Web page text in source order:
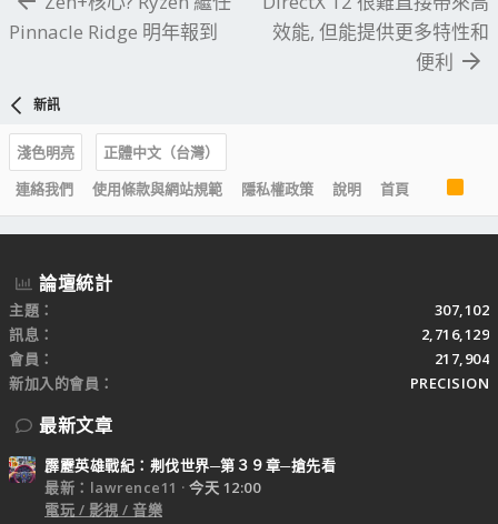
Pinnacle Ridge 明年報到
效能, 但能提供更多特性和
便利
新訊
淺色明亮
正體中文（台灣）
連絡我們
使用條款與網站規範 隱私權政策 說明 首頁
S
論壇統計
主題
307,102
訊息
2,716,129
會員
217,904
新加入的會員
PRECISION
最新文章
霹靂英雄戰紀：刜伐世界─第３９章─搶先看
最新：lawrence11
今天 12:00
電玩 / 影視 / 音樂